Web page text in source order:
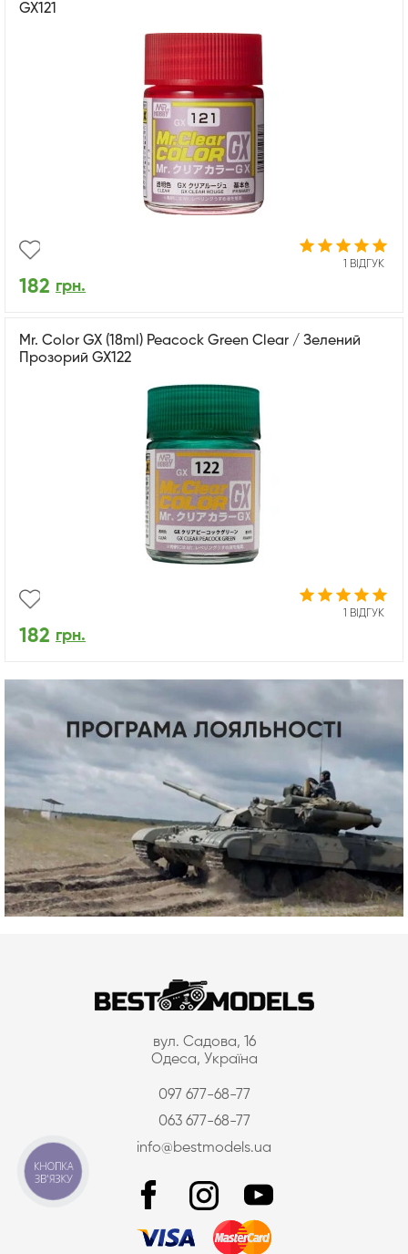
GX121
1 ВІДГУК
182 грн.
Mr. Color GX (18ml) Peacock Green Clear / Зелений
Прозорий GX122
1 ВІДГУК
182 грн.
вул. Садова, 16
Одеса, Україна
097 677-68-77
063 677-68-77
info@bestmodels.ua
КНОПКА
ЗВ'ЯЗКУ